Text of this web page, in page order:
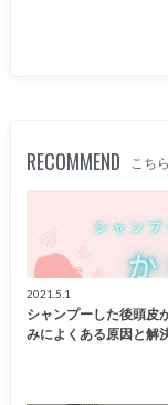
RECOMMEND こち
2021.5.1
シャンプーした後頭皮
みによくある原因と解